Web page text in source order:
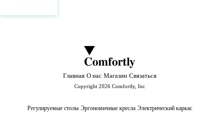
Comfortly
Главная О нас Магазин Связаться
Copyright 2026 Comfortly, Inc
Регулируемые столы Эргономичные кресла Электрический каркас